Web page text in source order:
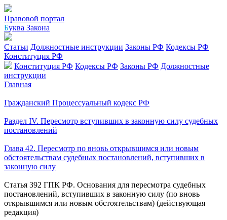
Правовой портал
Буква Закона
Статьи Должностные инструкции Законы РФ Кодексы РФ
Конституция РФ
Конституция РФ Кодексы РФ Законы РФ Должностные
инструкции
Главная
Гражданский Процессуальный кодекс РФ
Раздел IV. Пересмотр вступивших в законную силу судебных
постановлений
Глава 42. Пересмотр по вновь открывшимся или новым
обстоятельствам судебных постановлений, вступивших в
законную силу
Статья 392 ГПК РФ. Основания для пересмотра судебных
постановлений, вступивших в законную силу (по вновь
открывшимся или новым обстоятельствам) (действующая
редакция)